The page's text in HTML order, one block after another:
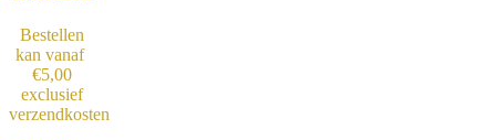
Bestellen
kan vanaf
€5,00
exclusief
verzendkosten